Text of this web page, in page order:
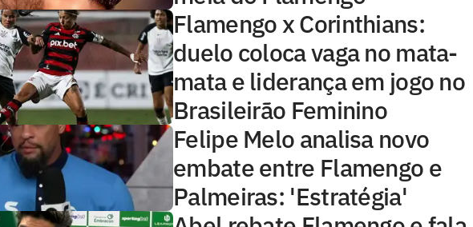
Flamengo x Corinthians:
duelo coloca vaga no mata-
mata e liderança em jogo no
Brasileirão Feminino
Felipe Melo analisa novo
embate entre Flamengo e
Palmeiras: 'Estratégia'